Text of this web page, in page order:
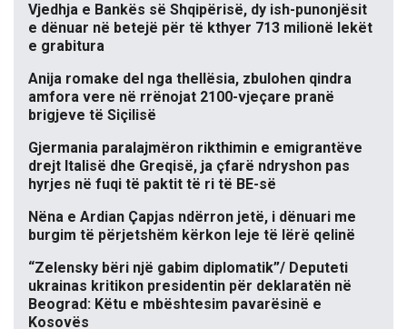
Vjedhja e Bankës së Shqipërisë, dy ish-punonjësit
e dënuar në betejë për të kthyer 713 milionë lekët
e grabitura
Anija romake del nga thellësia, zbulohen qindra
amfora vere në rrënojat 2100-vjeçare pranë
brigjeve të Siçilisë
Gjermania paralajmëron rikthimin e emigrantëve
drejt Italisë dhe Greqisë, ja çfarë ndryshon pas
hyrjes në fuqi të paktit të ri të BE-së
Nëna e Ardian Çapjas ndërron jetë, i dënuari me
burgim të përjetshëm kërkon leje të lërë qelinë
“Zelensky bëri një gabim diplomatik”/ Deputeti
ukrainas kritikon presidentin për deklaratën në
Beograd: Këtu e mbështesim pavarësinë e
Kosovës